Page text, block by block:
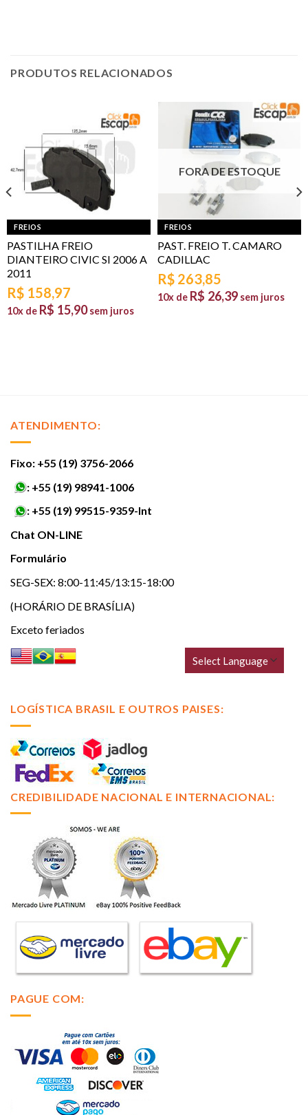
PRODUTOS RELACIONADOS
FREIOS
PASTILHA FREIO
DIANTEIRO CIVIC SI 2006 A
2011
R$ 158,97
10x de R$ 15,90 sem juros
FORA DE ESTOQUE
FREIOS
PAST. FREIO T. CAMARO
CADILLAC
R$ 263,85
10x de R$ 26,39 sem juros
ATENDIMENTO:
Fixo: +55 (19) 3756-2066
: +55 (19) 98941-1006
: +55 (19) 99515-9359-Int
Chat ON-LINE
Formulário
SEG-SEX: 8:00-11:45/13:15-18:00
(HORÁRIO DE BRASÍLIA)
Exceto feriados
LOGÍSTICA BRASIL E OUTROS PAISES:
CREDIBILIDADE NACIONAL E INTERNACIONAL:
PAGUE COM: